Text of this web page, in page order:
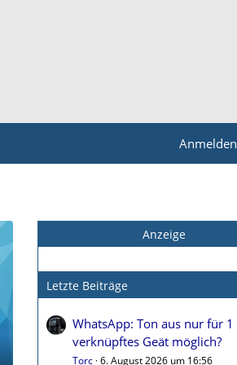
Anmelden
Anzeige
Letzte Beiträge
WhatsApp: Ton aus nur für 1
verknüpftes Geät möglich?
Torc 6. August 2026 um 16:56